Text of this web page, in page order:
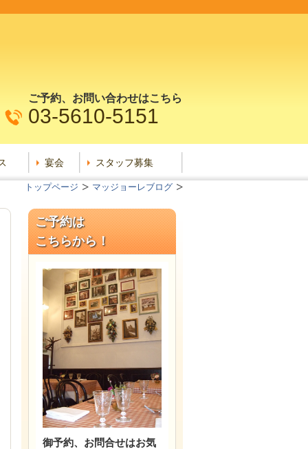
ご予約、お問い合わせはこちら
03-5610-5151
宴会 スタッフ募集
トップページ マッジョーレブログ
ご予約は
こちらから！
御予約、お問合せはお気